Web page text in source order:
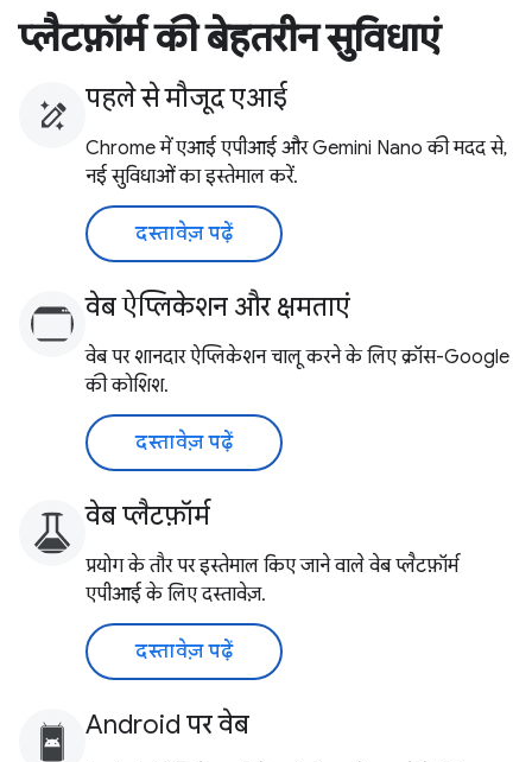
प्लैटफ़ॉर्म की बेहतरीन सुविधाएं
पहले से मौजूद एआई
Chrome में एआई एपीआई और Gemini Nano की मदद से,
नई सुविधाओं का इस्तेमाल करें.
दस्तावेज़ पढ़ें
वेब ऐप्लिकेशन और क्षमताएं
वेब पर शानदार ऐप्लिकेशन चालू करने के लिए क्रॉस-Google
की कोशिश.
दस्तावेज़ पढ़ें
वेब प्लैटफ़ॉर्म
प्रयोग के तौर पर इस्तेमाल किए जाने वाले वेब प्लैटफ़ॉर्म
एपीआई के लिए दस्तावेज़.
दस्तावेज़ पढ़ें
Android पर वेब